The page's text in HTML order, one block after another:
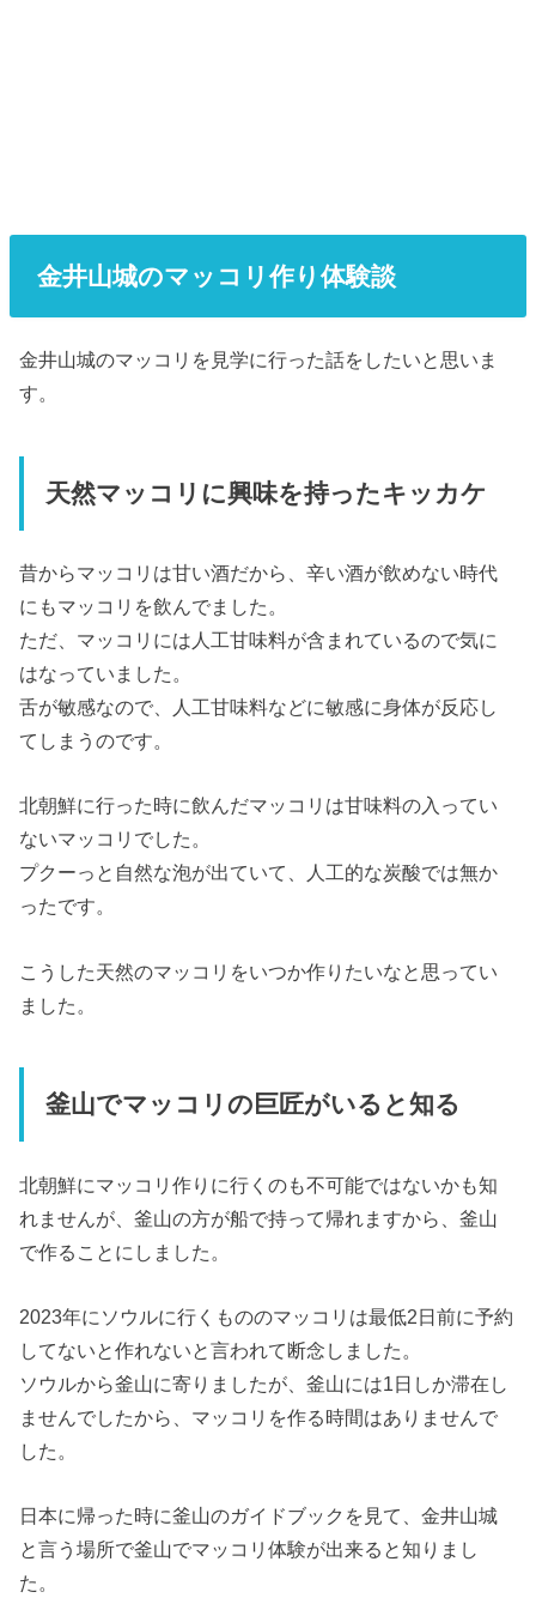
金井山城のマッコリ作り体験談
金井山城のマッコリを見学に行った話をしたいと思いま
す。
天然マッコリに興味を持ったキッカケ
昔からマッコリは甘い酒だから、辛い酒が飲めない時代
にもマッコリを飲んでました。
ただ、マッコリには人工甘味料が含まれているので気に
はなっていました。
舌が敏感なので、人工甘味料などに敏感に身体が反応し
てしまうのです。
北朝鮮に行った時に飲んだマッコリは甘味料の入ってい
ないマッコリでした。
プクーっと自然な泡が出ていて、人工的な炭酸では無か
ったです。
こうした天然のマッコリをいつか作りたいなと思ってい
ました。
釜山でマッコリの巨匠がいると知る
北朝鮮にマッコリ作りに行くのも不可能ではないかも知
れませんが、釜山の方が船で持って帰れますから、釜山
で作ることにしました。
2023年にソウルに行くもののマッコリは最低2日前に予約
してないと作れないと言われて断念しました。
ソウルから釜山に寄りましたが、釜山には1日しか滞在し
ませんでしたから、マッコリを作る時間はありませんで
した。
日本に帰った時に釜山のガイドブックを見て、金井山城
と言う場所で釜山でマッコリ体験が出来ると知りまし
た。